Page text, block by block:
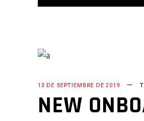
13 DE SEPTIEMBRE DE 2019
NEW